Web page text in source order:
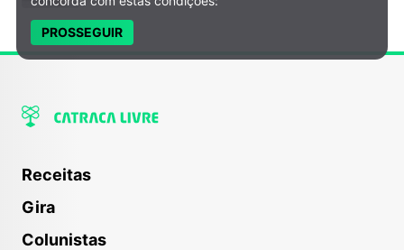
Receitas
Gira
Colunistas
PROSSEGUIR